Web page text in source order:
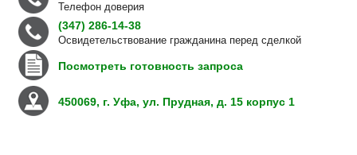
Телефон доверия
(347) 286-14-38
Освидетельствование гражданина перед сделкой
Посмотреть готовность запроса
450069, г. Уфа, ул. Прудная, д. 15 корпус 1